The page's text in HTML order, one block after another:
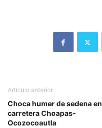
miércoles en la autopista
La Tinaja -Cosamaloapan.
horas, provocó la rápida…
Artículo anterior
Choca humer de sedena en
carretera Choapas-
Ocozocoautla